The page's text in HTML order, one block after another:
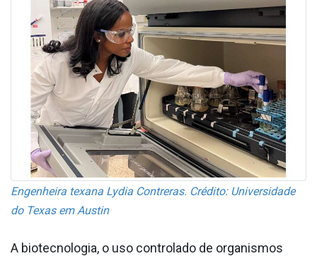
Engenheira texana Lydia Contreras. Crédito: Universidade
do Texas em Austin
A biotecnologia, o uso controlado de organismos